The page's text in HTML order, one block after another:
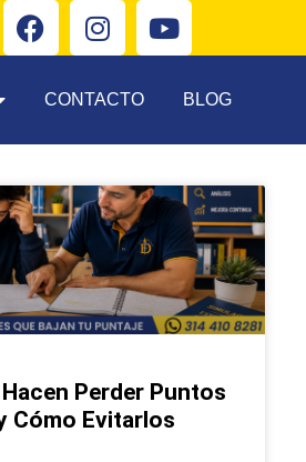
CONTACTO BLOG
Perder Puntos
Cómo Evitarlos